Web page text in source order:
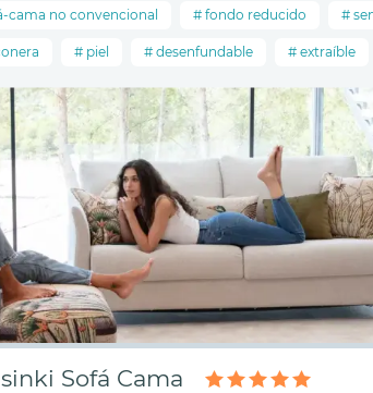
cama no convencional fondo reducido
piel desenfundable extraíble
Sofá Cama